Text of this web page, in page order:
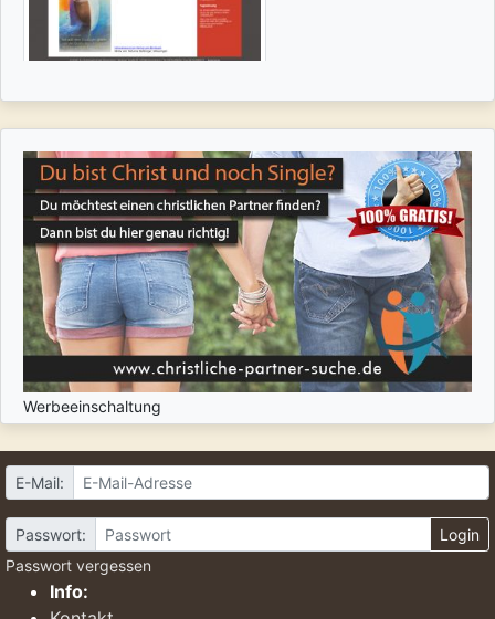
Werbeeinschaltung
E-Mail:
Passwort:
Login
Passwort vergessen
Info: